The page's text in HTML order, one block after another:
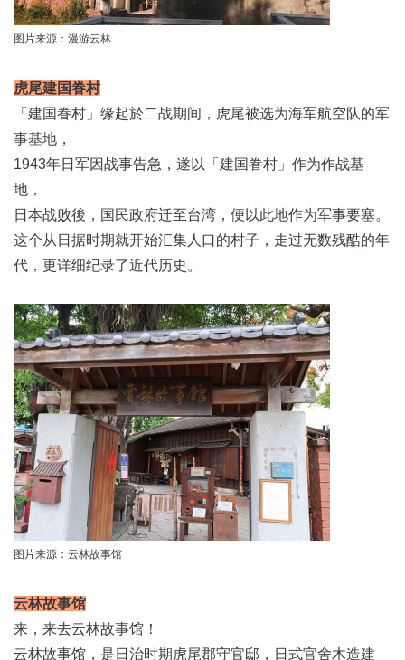
图片来源：漫游云林
虎尾建国眷村
「建国眷村」缘起於二战期间，虎尾被选为海军航空队的军
事基地，
1943年日军因战事告急，遂以「建国眷村」作为作战基
地，
日本战败後，国民政府迁至台湾，便以此地作为军事要塞。
这个从日据时期就开始汇集人口的村子，走过无数残酷的年
代，更详细纪录了近代历史。
图片来源：云林故事馆
云林故事馆
来，来去云林故事馆！
云林故事馆，是日治时期虎尾郡守官邸，日式官舍木造建